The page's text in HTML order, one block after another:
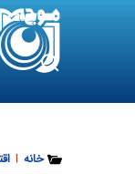
7 August 2026
خانه |